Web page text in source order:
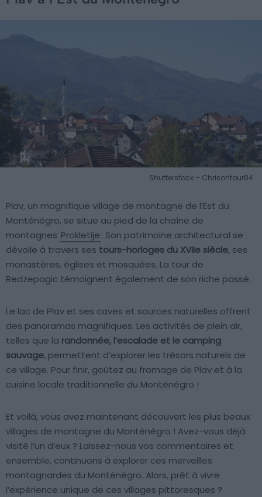
Shutterstock – Chrisontour84
Plav, un magnifique village de montagne de l’Est du
Monténégro, se situe au pied de la chaîne de
montagnes Prokletije. Son patrimoine architectural se
dévoile à travers ses tours-horloges du XVIIe siècle, ses
monastères, églises et mosquées. La tour de
Redzepagic témoignent également de son riche passé.
Le lac de Plav et ses caves et sources naturelles offrent
des panoramas magnifiques. Les activités de plein air,
telles que la randonnée, l’escalade et le camping
sauvage, permettent d’explorer les trésors naturels de
ce village. Pour finir, goûtez au fromage de Plav et à la
cuisine locale traditionnelle du Monténégro !
Et voilà, vous avez maintenant découvert les plus beaux
villages de montagne du Monténégro ! Avez-vous déjà
visité l’un d’eux ? Laissez-nous vos commentaires et
ensemble, continuons à explorer ces merveilles
montagnardes du Monténégro. Alors, prêt à vivre
l’expérience unique de ces villages pittoresques ?